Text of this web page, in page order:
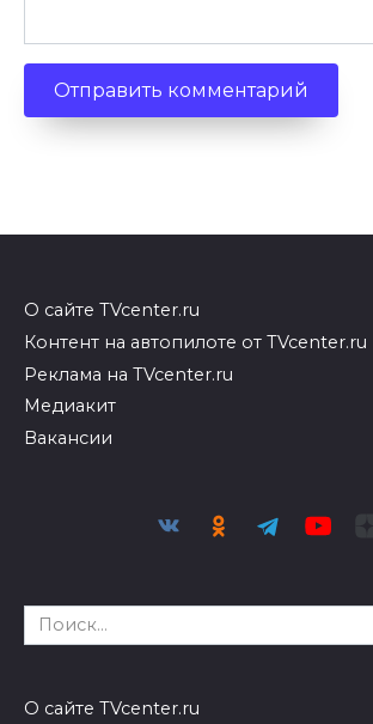
О сайте TVcenter.ru
Контент на автопилоте от TVcenter.ru
Реклама на TVcenter.ru
Медиакит
Вакансии
Search
for:
О сайте TVcenter.ru